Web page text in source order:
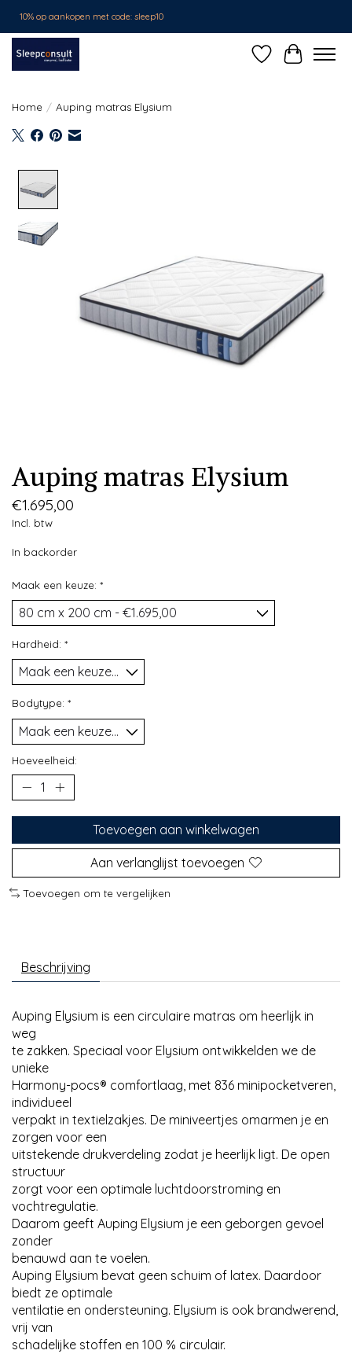
10% op aankopen met code: sleep10
Verlanglijst
Home / Auping matras Elysium
Auping matras Elysium
€1.695,00
Incl. btw
In backorder
Maak een keuze: *
Hardheid: *
Bodytype: *
Hoeveelheid:
Toevoegen aan winkelwagen
Aan verlanglijst toevoegen
Toevoegen om te vergelijken
Beschrijving
Auping Elysium is een circulaire matras om heerlijk in
weg
te zakken. Speciaal voor Elysium ontwikkelden we de
unieke
Harmony-pocs® comfortlaag, met 836 minipocketveren,
individueel
verpakt in textielzakjes. De miniveertjes omarmen je en
zorgen voor een
uitstekende drukverdeling zodat je heerlijk ligt. De open
structuur
zorgt voor een optimale luchtdoorstroming en
vochtregulatie.
Daarom geeft Auping Elysium je een geborgen gevoel
zonder
benauwd aan te voelen.
Auping Elysium bevat geen schuim of latex. Daardoor
biedt ze optimale
ventilatie en ondersteuning. Elysium is ook brandwerend,
vrij van
schadelijke stoffen en 100 % circulair.